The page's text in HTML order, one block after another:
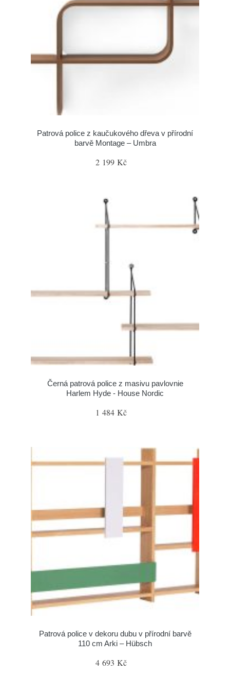
Patrová police z kaučukového dřeva v přírodní
barvě Montage – Umbra
2 199 Kč
Černá patrová police z masivu pavlovnie
Harlem Hyde - House Nordic
1 484 Kč
Patrová police v dekoru dubu v přírodní barvě
110 cm Arki – Hübsch
4 693 Kč